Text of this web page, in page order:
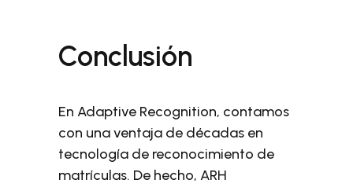
Conclusión
En Adaptive Recognition, contamos
con una ventaja de décadas en
tecnología de reconocimiento de
matrículas. De hecho, ARH